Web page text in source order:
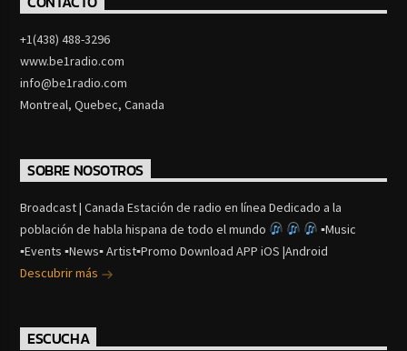
+1(438) 488-3296
www.be1radio.com
info@be1radio.com
Montreal, Quebec, Canada
SOBRE NOSOTROS
Broadcast | Canada Estación de radio en línea Dedicado a la
población de habla hispana de todo el mundo
▪Music
▪Events ▪News▪ Artist▪Promo Download APP iOS |Android
Descubrir más
ESCUCHA